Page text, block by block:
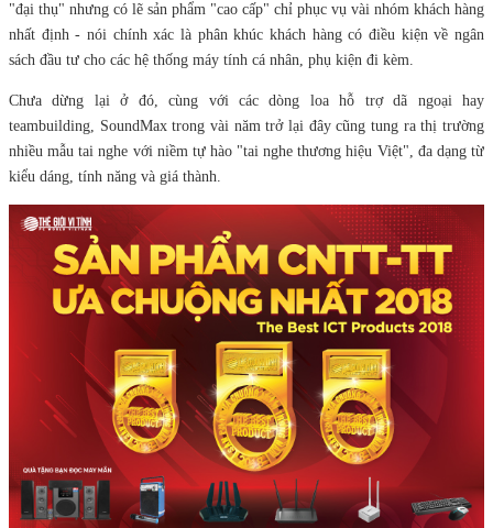
"đại thụ" nhưng có lẽ sản phẩm "cao cấp" chỉ phục vụ vài nhóm khách hàng
nhất định - nói chính xác là phân khúc khách hàng có điều kiện về ngân
sách đầu tư cho các hệ thống máy tính cá nhân, phụ kiện đi kèm.
Chưa dừng lại ở đó, cùng với các dòng loa hỗ trợ dã ngoại hay
teambuilding, SoundMax trong vài năm trở lại đây cũng tung ra thị trường
nhiều mẫu tai nghe với niềm tự hào "tai nghe thương hiệu Việt", đa dạng từ
kiểu dáng, tính năng và giá thành.